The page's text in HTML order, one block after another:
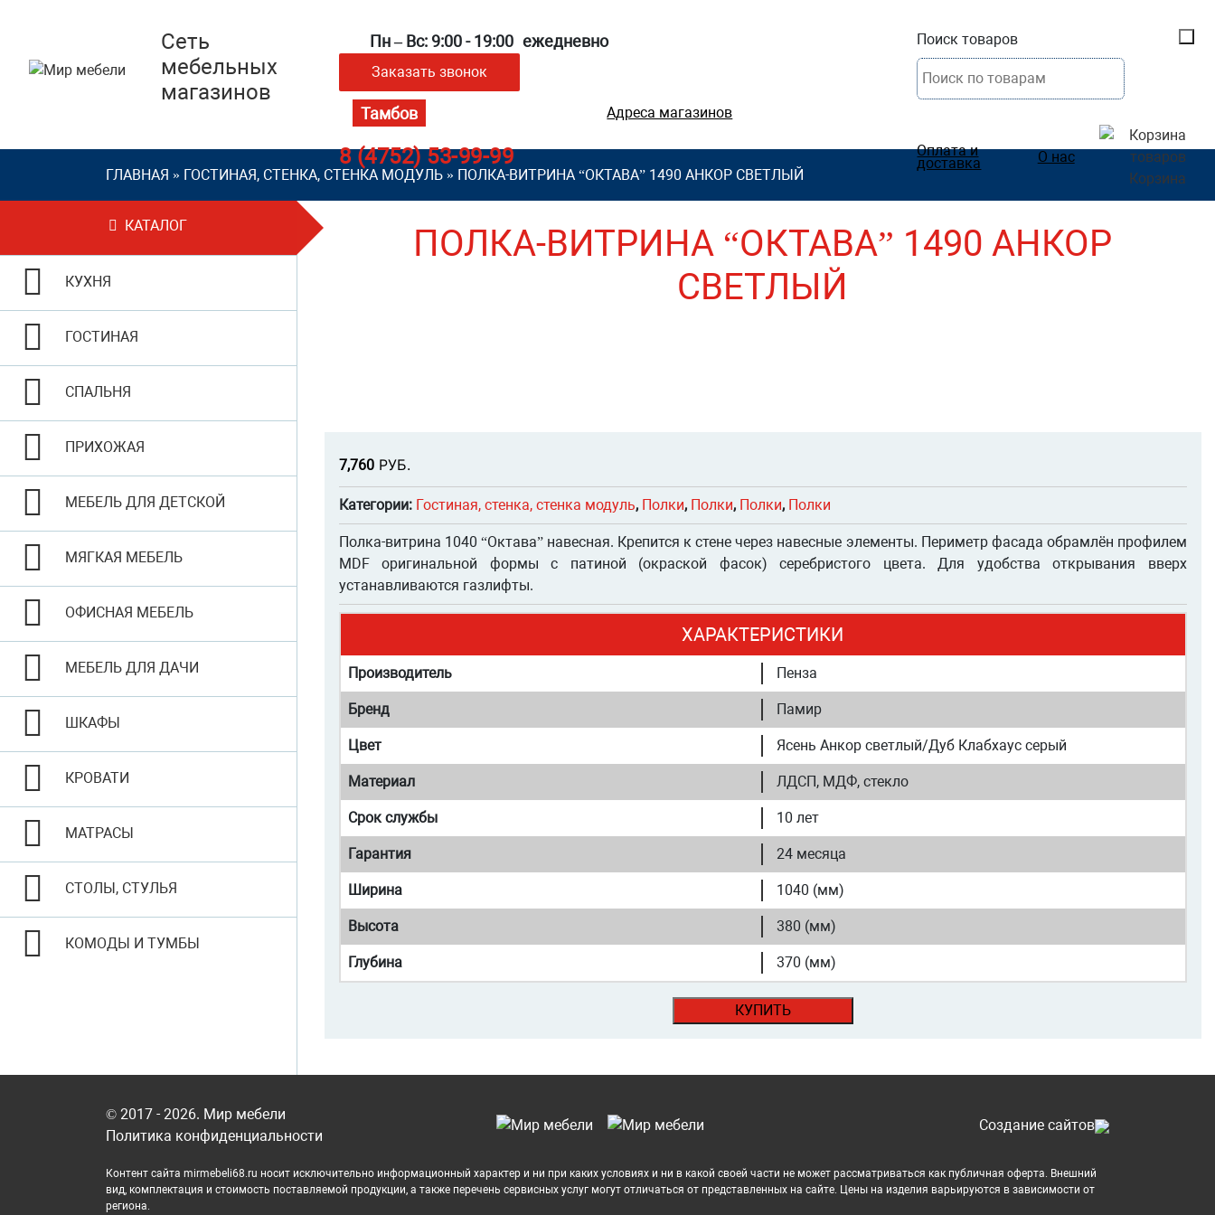
Сеть
мебельных
магазинов
Пн – Вс: 9:00 - 19:00 ежедневно
Заказать звонок
Адреса магазинов
8 (4752) 53-99-99
Поиск товаров
Оплата и
доставка
О нас
Корзина
ГЛАВНАЯ » ГОСТИНАЯ, СТЕНКА, СТЕНКА МОДУЛЬ » ПОЛКА-ВИТРИНА “ОКТАВА” 1490 АНКОР СВЕТЛЫЙ
КАТАЛОГ
КУХНЯ
ГОСТИНАЯ
СПАЛЬНЯ
ПРИХОЖАЯ
МЕБЕЛЬ ДЛЯ ДЕТСКОЙ
МЯГКАЯ МЕБЕЛЬ
ОФИСНАЯ МЕБЕЛЬ
МЕБЕЛЬ ДЛЯ ДАЧИ
ШКАФЫ
КРОВАТИ
МАТРАСЫ
СТОЛЫ, СТУЛЬЯ
КОМОДЫ И ТУМБЫ
ПОЛКА-ВИТРИНА “ОКТАВА” 1490 АНКОР
СВЕТЛЫЙ
7,760 РУБ.
Категории: Гостиная, стенка, стенка модуль, Полки, Полки, Полки, Полки
Полка-витрина 1040 “Октава” навесная. Крепится к стене через навесные элементы. Периметр фасада обрамлён профилем
MDF оригинальной формы с патиной (окраской фасок) серебристого цвета. Для удобства открывания вверх
устанавливаются газлифты.
ХАРАКТЕРИСТИКИ
Производитель Пенза
Бренд Памир
Цвет Ясень Анкор светлый/Дуб Клабхаус серый
Материал ЛДСП, МДФ, стекло
Срок службы 10 лет
Гарантия 24 месяца
Ширина 1040 (мм)
Высота 380 (мм)
Глубина 370 (мм)
КУПИТЬ
© 2017 - 2026. Мир мебели
Политика конфиденциальности
Cоздание сайтов
Контент сайта mirmebeli68.ru носит исключительно информационный характер и ни при каких условиях и ни в какой своей части не может рассматриваться как публичная оферта. Внешний
вид, комплектация и стоимость поставляемой продукции, а также перечень сервисных услуг могут отличаться от представленных на сайте. Цены на изделия варьируются в зависимости от
региона.